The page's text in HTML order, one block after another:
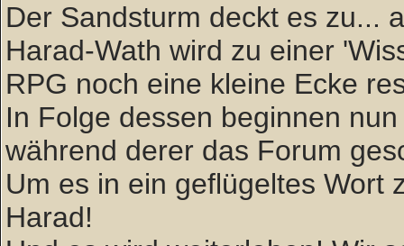
Der Sandsturm deckt es zu...
Harad-Wath wird zu einer
RPG noch eine kleine Ecke
In Folge dessen beginnen
während derer das Forum
Um es in ein geflügeltes Wort
Harad!